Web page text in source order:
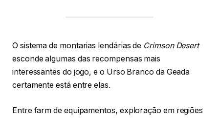
O sistema de montarias lendárias de Crimson Desert
esconde algumas das recompensas mais
interessantes do jogo, e o Urso Branco da Geada
certamente está entre elas.
Entre farm de equipamentos, exploração em regiões